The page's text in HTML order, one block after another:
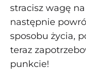
stracisz wagę
następnie
sposobu życia,
teraz
punkcie!